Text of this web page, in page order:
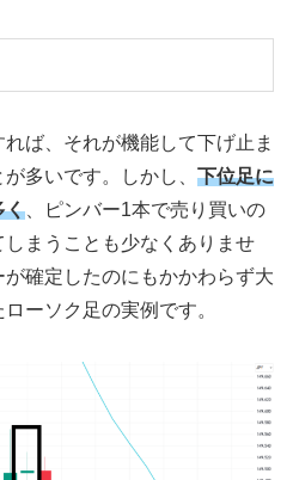
ば、それが機能して下げ止ま
多いです。しかし、 下位足に
く 、ピンバー1本で売り買いの
まうことも少なくありませ
確定したのにもかかわらず大
ーソク足の実例です。